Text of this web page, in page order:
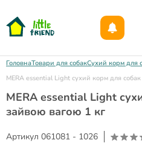
ГоловнаТовари для собакСухий корм для
MERA essential Light сухий корм для
MERA essential Light
зайвою вагою 1 кг
Артикул 061081 - 1026